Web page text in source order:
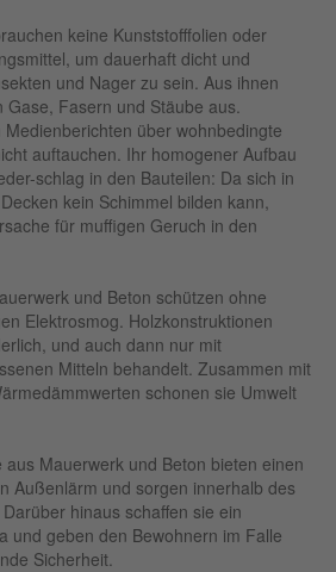
keine Kunststofffolien oder
um dauerhaft dicht und
und Nager zu sein. Aus ihnen
Fasern und Stäube aus.
über wohnbedingte
auftauchen. Ihr homogener Aufbau
schlag in den Bauteilen: Da sich in
kein Schimmel bilden kann,
für muffigen Geruch in den
und Beton schützen ohne
Elektrosmog. Holzkonstruktionen
und auch dann nur mit
Mitteln behandelt. Zusammen mit
schonen sie Umwelt
aus Mauerwerk und Beton bieten einen
Außenlärm und sorgen innerhalb des
hinaus schaffen sie ein
und geben den Bewohnern im Falle
Sicherheit.